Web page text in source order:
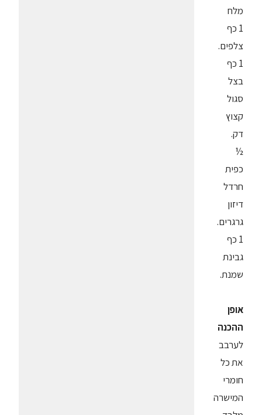
מלח
1 כף
צלפים.
1 כף
בצל
סגול
קצוץ
דק.
½
כפית
חרדל
דיזון
גרגרים.
1 כף
גבינת
שמנת.
אופן
ההכנה
לערבב
את כל
חומרי
המישרה